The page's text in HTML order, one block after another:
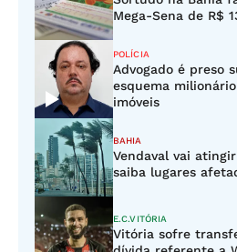
Mega-Sena de R$
POLÍCIA
Advogado é preso
esquema
imóveis
BAHIA
Vendaval vai
saiba lugares
E.C.VITÓRIA
Vitória sofre